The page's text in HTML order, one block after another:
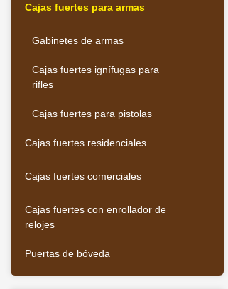
Cajas fuertes para armas
Gabinetes de armas
Cajas fuertes ignífugas para
rifles
Cajas fuertes para pistolas
Cajas fuertes residenciales
Cajas fuertes comerciales
Cajas fuertes con enrollador de
relojes
Puertas de bóveda